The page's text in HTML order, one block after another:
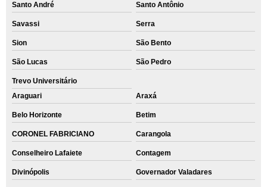
Santo André Santo Antônio
Savassi Serra
Sion São Bento
São Lucas São Pedro
Trevo Universitário
Araguari
Araxá
Belo Horizonte Betim
CORONEL FABRICIANO Carangola
Conselheiro Lafaiete Contagem
Divinópolis Governador Valadares